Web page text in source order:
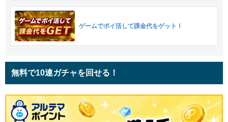
ゲームでポイ活して課金代をゲット！
無料で10連ガチャを回せる！